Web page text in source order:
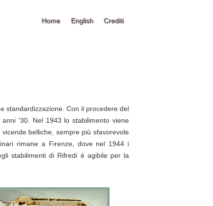
Home English Crediti
standardizzazione. Con il procedere del
‘30. Nel 1943 lo stabilimento viene
belliche, sempre più sfavorevole
rimane a Firenze, dove nel 1944 i
stabilimenti di Rifredi è agibile per la